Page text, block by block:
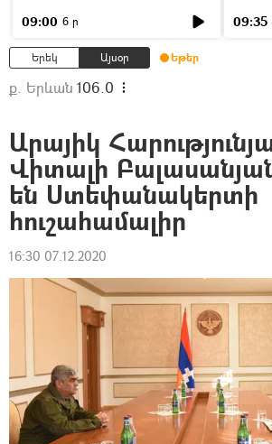
09:00 6 ր 09:35
Երեկ Այսօր Եթեր
ք. Երևան 106.0
Արայիկ
Վիտալի
են Ստեփանակերտի
հուշահամալիր
16:30 07.12.2020